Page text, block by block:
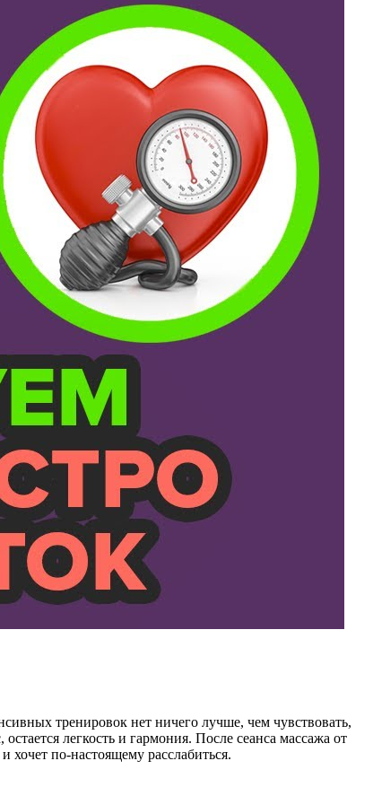
тренировок нет ничего лучше, чем чувствовать,
легкость и гармония. После сеанса массажа от
по-настоящему расслабиться.